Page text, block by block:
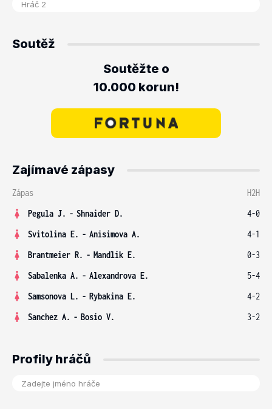
Soutěž
Soutěžte o
10.000 korun!
Zajímavé zápasy
Zápas
H2H
Pegula J. - Shnaider D.
4-0
Svitolina E. - Anisimova A.
4-1
Brantmeier R. - Mandlik E.
0-3
Sabalenka A. - Alexandrova E.
5-4
Samsonova L. - Rybakina E.
4-2
Sanchez A. - Bosio V. 3-2
Profily hráčů